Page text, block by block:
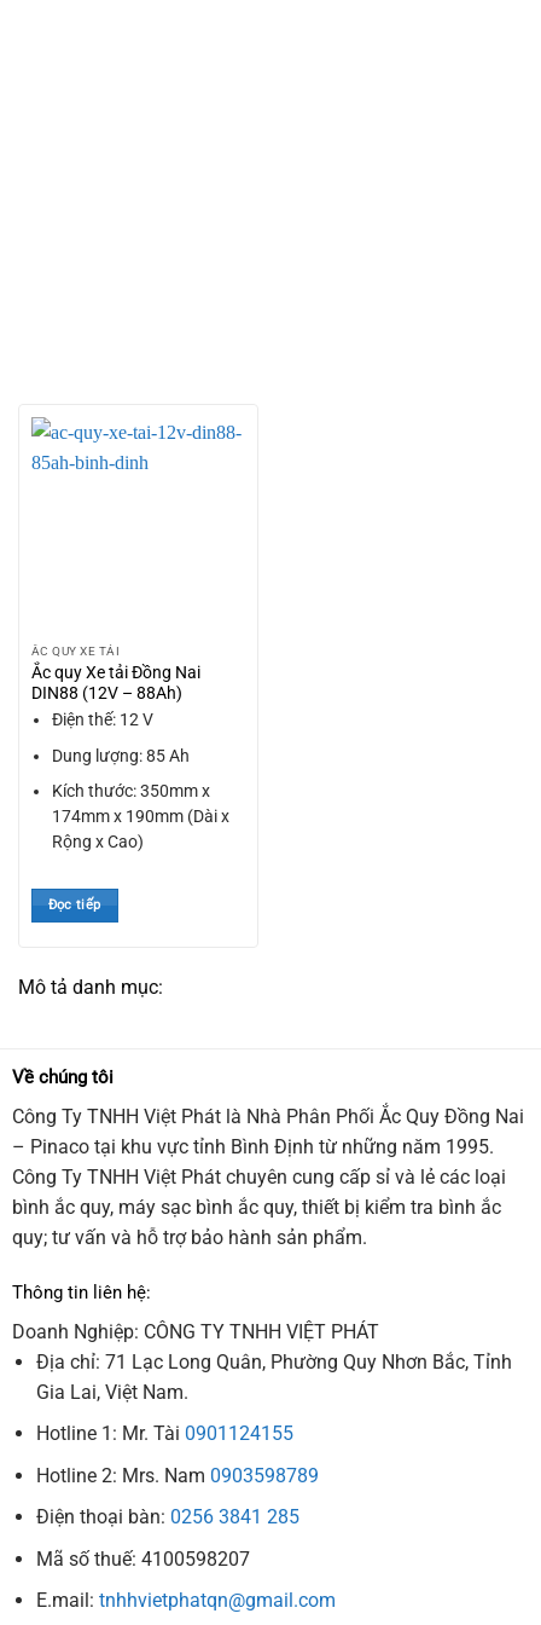
ẮC QUY XE TẢI
Ắc quy Xe tải Đồng Nai
DIN88 (12V – 88Ah)
Điện thế: 12 V
Dung lượng: 85 Ah
Kích thước: 350mm x
174mm x 190mm (Dài x
Rộng x Cao)
Đọc tiếp
Mô tả danh mục:
Về chúng tôi
Công Ty TNHH Việt Phát là Nhà Phân Phối Ắc Quy Đồng Nai
– Pinaco tại khu vực tỉnh Bình Định từ những năm 1995.
Công Ty TNHH Việt Phát chuyên cung cấp sỉ và lẻ các loại
bình ắc quy, máy sạc bình ắc quy, thiết bị kiểm tra bình ắc
quy; tư vấn và hỗ trợ bảo hành sản phẩm.
Thông tin liên hệ:
Doanh Nghiệp: CÔNG TY TNHH VIỆT PHÁT
Địa chỉ: 71 Lạc Long Quân, Phường Quy Nhơn Bắc, Tỉnh
Gia Lai, Việt Nam.
Hotline 1: Mr. Tài 0901124155
Hotline 2: Mrs. Nam 0903598789
Điện thoại bàn: 0256 3841 285
Mã số thuế: 4100598207
E.mail:tnhhvietphatqn@gmail.com